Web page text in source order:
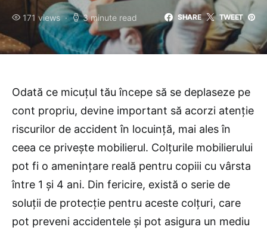
171 views 3 minute read SHARE TWEET
Odată ce micuțul tău începe să se deplaseze pe
cont propriu, devine important să acorzi atenție
riscurilor de accident în locuință, mai ales în
ceea ce privește mobilierul. Colțurile mobilierului
pot fi o amenințare reală pentru copiii cu vârsta
între 1 și 4 ani. Din fericire, există o serie de
soluții de protecție pentru aceste colțuri, care
pot preveni accidentele și pot asigura un mediu